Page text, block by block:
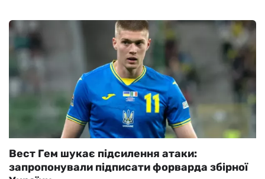
Вест Гем шукає підсилення атаки:
запропонували підписати форварда збірної